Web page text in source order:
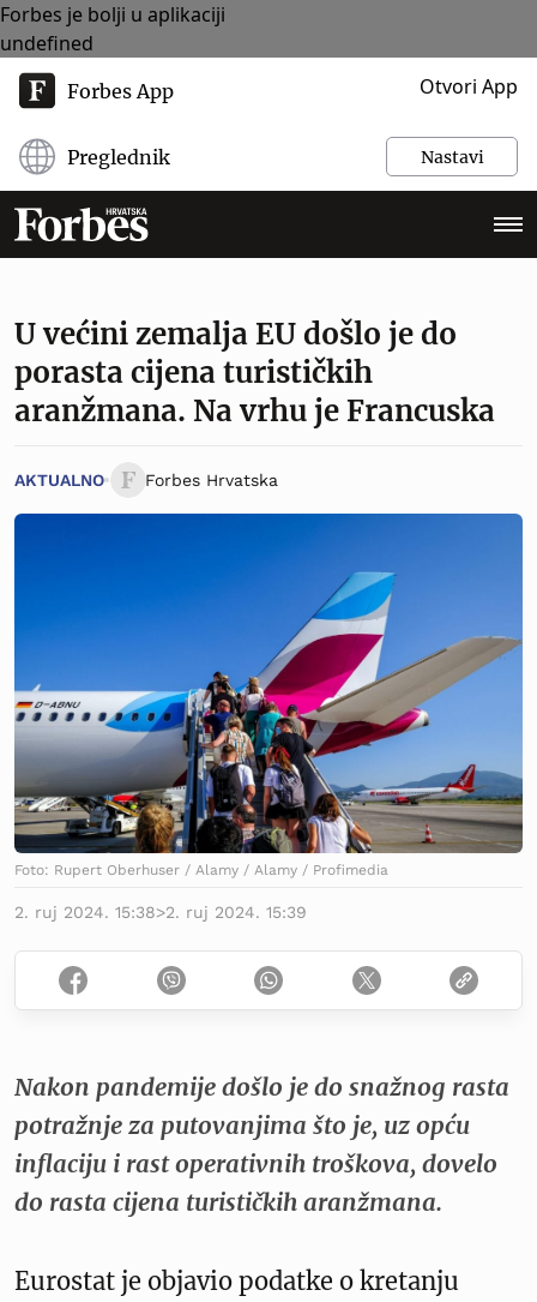
Forbes je bolji u aplikaciji
undefined
Forbes App Otvori App
Preglednik Nastavi
U većini zemalja EU došlo je do
porasta cijena turističkih
aranžmana. Na vrhu je Francuska
AKTUALNO Forbes Hrvatska
Foto: Rupert Oberhuser / Alamy / Alamy / Profimedia
2. ruj 2024. 15:38>2. ruj 2024. 15:39
Nakon pandemije došlo je do snažnog rasta
potražnje za putovanjima što je, uz opću
inflaciju i rast operativnih troškova, dovelo
do rasta cijena turističkih aranžmana.
Eurostat je objavio podatke o kretanju